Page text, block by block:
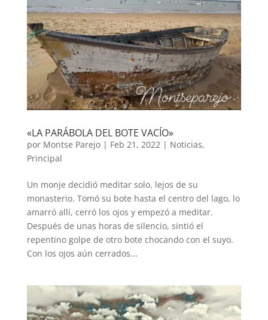
«LA PARÁBOLA DEL BOTE VACÍO»
por Montse Parejo| Feb 21, 2022 | Noticias,
Principal
Un monje decidió meditar solo, lejos de su
monasterio. Tomó su bote hasta el centro del lago, lo
amarró allí, cerró los ojos y empezó a meditar.
Después de unas horas de silencio, sintió el
repentino golpe de otro bote chocando con el suyo.
Con los ojos aún cerrados...